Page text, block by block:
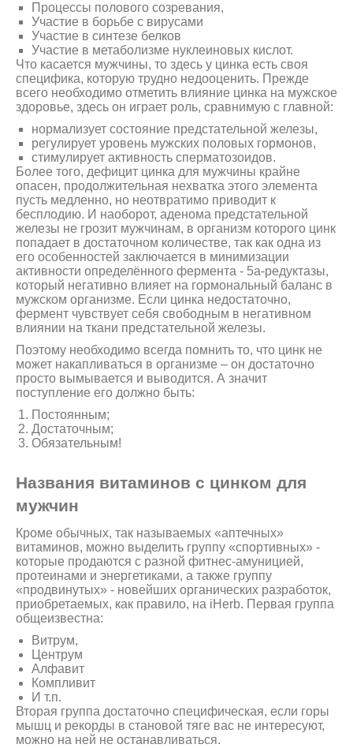
Процессы полового созревания,
Участие в борьбе с вирусами
Участие в синтезе белков
Участие в метаболизме нуклеиновых кислот.
Что касается мужчины, то здесь у цинка есть своя
специфика, которую трудно недооценить. Прежде
всего необходимо отметить влияние цинка на мужское
здоровье, здесь он играет роль, сравнимую с главной:
нормализует состояние предстательной железы,
регулирует уровень мужских половых гормонов,
стимулирует активность сперматозоидов.
Более того, дефицит цинка для мужчины крайне
опасен, продолжительная нехватка этого элемента
пусть медленно, но неотвратимо приводит к
бесплодию. И наоборот, аденома предстательной
железы не грозит мужчинам, в организм которого цинк
попадает в достаточном количестве, так как одна из
его особенностей заключается в минимизации
активности определённого фермента - 5а-редуктазы,
который негативно влияет на гормональный баланс в
мужском организме. Если цинка недостаточно,
фермент чувствует себя свободным в негативном
влиянии на ткани предстательной железы.
Поэтому необходимо всегда помнить то, что цинк не
может накапливаться в организме – он достаточно
просто вымывается и выводится. А значит
поступление его должно быть:
Постоянным;
Достаточным;
Обязательным!
Названия витаминов с цинком для
мужчин
Кроме обычных, так называемых «аптечных»
витаминов, можно выделить группу «спортивных» -
которые продаются с разной фитнес-амуницией,
протеинами и энергетиками, а также группу
«продвинутых» - новейших органических разработок,
приобретаемых, как правило, на iHerb. Первая группа
общеизвестна:
Витрум,
Центрум
Алфавит
Компливит
И т.п.
Вторая группа достаточно специфическая, если горы
мышц и рекорды в становой тяге вас не интересуют,
можно на ней не останавливаться.